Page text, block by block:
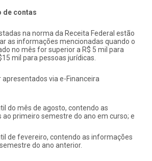
de contas
na norma da Receita Federal estão
as informações mencionadas quando o
no mês for superior a R$ 5 mil para
mil para pessoas jurídicas.
apresentados via e-Financeira
do mês de agosto, contendo as
primeiro semestre do ano em curso; e
de fevereiro, contendo as informações
do ano anterior.